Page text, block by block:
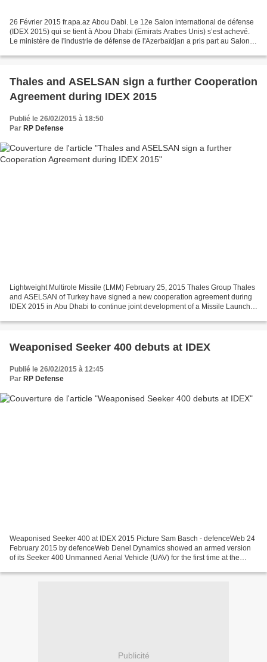
26 Février 2015 fr.apa.az Abou Dabi. Le 12e Salon international de défense
(IDEX 2015) qui se tient à Abou Dhabi (Emirats Arabes Unis) s’est achevé.
Le ministère de l'industrie de défense de l'Azerbaïdjan a pris part au Salon.
Thales and ASELSAN sign a further Cooperation
Agreement during IDEX 2015
Publié le 26/02/2015 à 18:50
Par RP Defense
Lightweight Multirole Missile (LMM) February 25, 2015 Thales Group Thales
and ASELSAN of Turkey have signed a new cooperation agreement during
IDEX 2015 in Abu Dhabi to continue joint development of a Missile Launcher
Weaponised Seeker 400 debuts at IDEX
Publié le 26/02/2015 à 12:45
Par RP Defense
Weaponised Seeker 400 at IDEX 2015 Picture Sam Basch - defenceWeb 24
February 2015 by defenceWeb Denel Dynamics showed an armed version
of its Seeker 400 Unmanned Aerial Vehicle (UAV) for the first time at the
Publicité